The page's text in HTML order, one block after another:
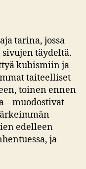
tarina, jossa
täydeltä.
kubismiin ja
taiteelliset
toinen ennen
– muodostivat
edelleen
ja